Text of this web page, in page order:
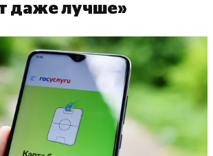
даже лучше»